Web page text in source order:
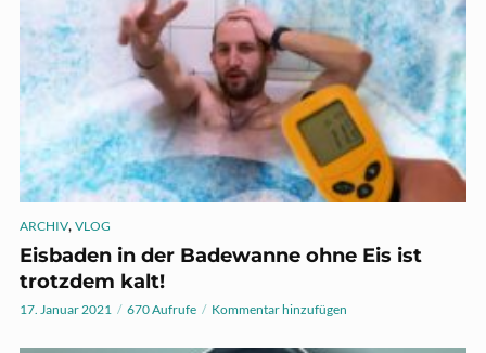
ARCHIV, VLOG
Eisbaden in der Badewanne ohne Eis ist
trotzdem kalt!
17. Januar 2021 670 Aufrufe Kommentar hinzufügen